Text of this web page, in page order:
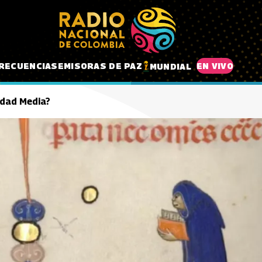
EMISORAS DE PAZ MUNDIAL EN VIVO
Media?